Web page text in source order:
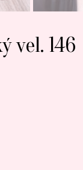
vel. 146